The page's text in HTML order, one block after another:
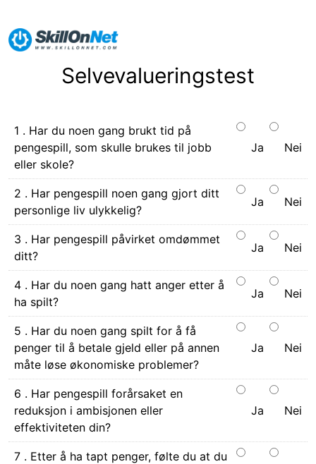
Selvevalueringstest
1 . Har du noen gang brukt tid på
pengespill, som skulle brukes til jobb
eller skole?
Ja Nei
2 . Har pengespill noen gang gjort ditt
personlige liv ulykkelig?
Ja Nei
3 . Har pengespill påvirket omdømmet
ditt?
Ja Nei
4 . Har du noen gang hatt anger etter å
ha spilt?
Ja Nei
5 . Har du noen gang spilt for å få
penger til å betale gjeld eller på annen
måte løse økonomiske problemer?
Ja Nei
6 . Har pengespill forårsaket en
reduksjon i ambisjonen eller
effektiviteten din?
Ja Nei
7 . Etter å ha tapt penger, følte du at du